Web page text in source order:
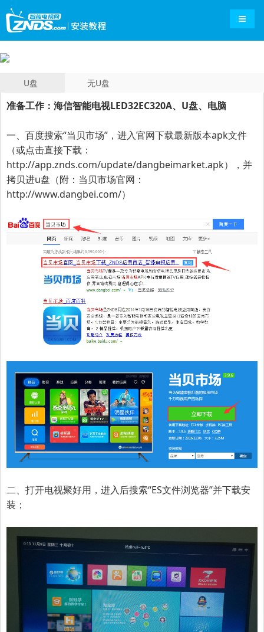
导航
U盘 无U盘
准备工作：海信智能电视LED32EC320A、U盘、电脑
一、百度搜索“当贝市场”，进入官网下载最新版本apk文件
（或点击直接下载：
http://app.znds.com/update/dangbeimarket.apk），并
拷贝进u盘（附：当贝市场官网：
http://www.dangbei.com/）
二、打开电视聚好用，进入后搜索“ES文件浏览器”并下载安
装；